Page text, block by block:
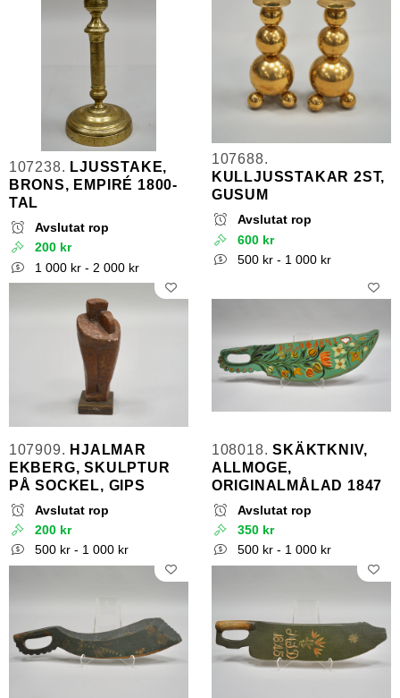
107238. LJUSSTAKE,
BRONS, EMPIRÉ 1800-
TAL
Avslutat rop
200 kr
1 000 kr - 2 000 kr
107688.
KULLJUSSTAKAR 2ST,
GUSUM
Avslutat rop
600 kr
500 kr - 1 000 kr
107909. HJALMAR
EKBERG, SKULPTUR
PÅ SOCKEL, GIPS
Avslutat rop
200 kr
500 kr - 1 000 kr
108018. SKÄKTKNIV,
ALLMOGE,
ORIGINALMÅLAD 1847
Avslutat rop
350 kr
500 kr - 1 000 kr